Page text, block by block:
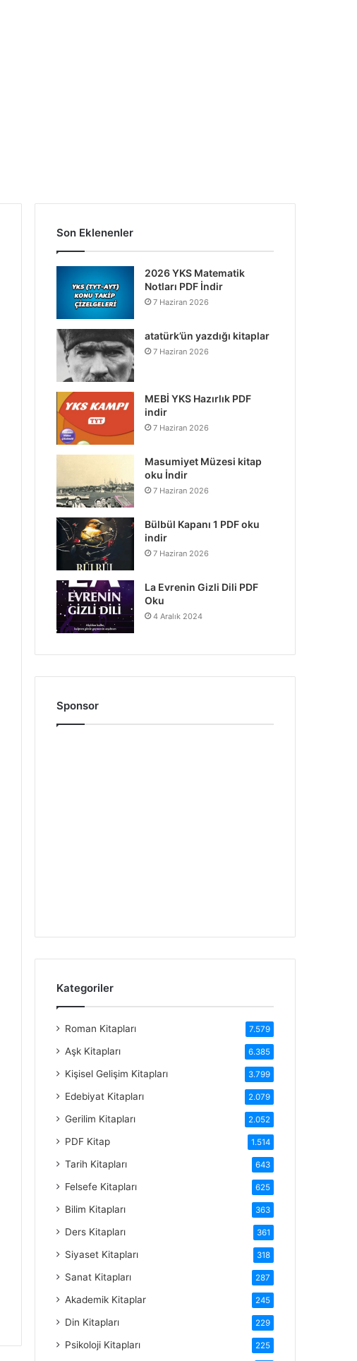
Son Eklenenler
2026 YKS Matematik
Notları PDF İndir
7 Haziran 2026
atatürk’ün yazdığı kitaplar
7 Haziran 2026
MEBİ YKS Hazırlık PDF
indir
7 Haziran 2026
Masumiyet Müzesi kitap
oku İndir
7 Haziran 2026
Bülbül Kapanı 1 PDF oku
indir
7 Haziran 2026
La Evrenin Gizli Dili PDF
Oku
4 Aralık 2024
Sponsor
Kategoriler
Roman Kitapları 7.579
Aşk Kitapları 6.385
Kişisel Gelişim Kitapları 3.799
Edebiyat Kitapları 2.079
Gerilim Kitapları 2.052
PDF Kitap 1.514
Tarih Kitapları 643
Felsefe Kitapları 625
Bilim Kitapları 363
Ders Kitapları 361
Siyaset Kitapları 318
Sanat Kitapları 287
Akademik Kitaplar 245
Din Kitapları 229
Psikoloji Kitapları 225